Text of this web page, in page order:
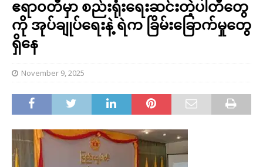
ဧရာ၀တီမှာ စည်းရုံးရေးဆင်းတဲ့ပါတီတွေ
ကို အုပ်ချုပ်ရေးနဲ့ ရဲက ခြိမ်းခြောက်မှုတွေ
ရှိနေ
November 9, 2025